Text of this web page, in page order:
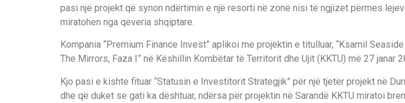
pasi një projekt që synon ndërtimin e një resorti në zonë nisi të ngjizet përmes
miratohen nga qeveria shqiptare.
Kompania “Premium Finance Invest” aplikoi me projektin e titulluar, “Ksamil
The Mirrors, Faza I” në Këshillin Kombëtar të Territorit dhe Ujit (KKTU) më 27 janar
Kjo pasi e kishte fituar “Statusin e Investitorit Strategjik” për një tjetër projekt në
dhe që duket se gati ka dështuar, ndërsa për projektin në Sarandë KKTU miratoi